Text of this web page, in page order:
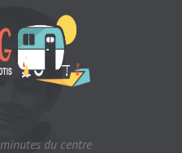
du centre